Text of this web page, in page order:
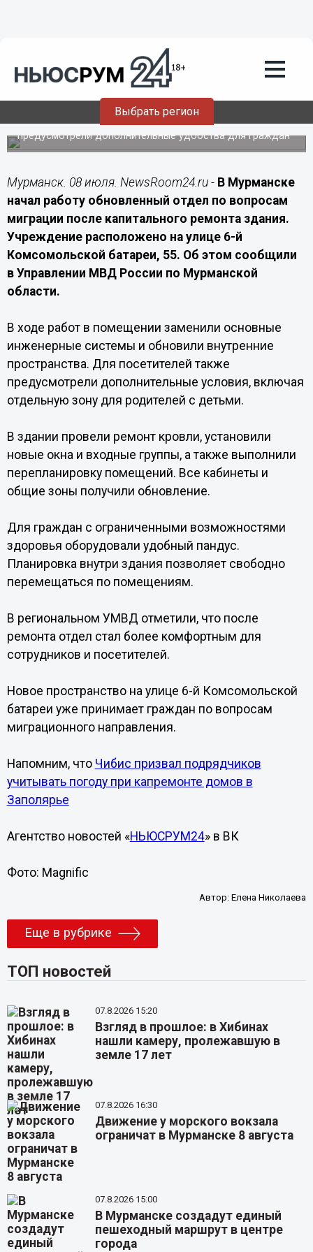
Выбрать регион
В Мурманске после капремонта
открылось здание отдела миграции
УМВД
В здании обновили инженерные системы и
предусмотрели дополнительные удобства для граждан
Мурманск. 08 июля. NewsRoom24.ru - В Мурманске
начал работу обновленный отдел по вопросам
миграции после капитального ремонта здания.
Учреждение расположено на улице 6-й
Комсомольской батареи, 55. Об этом сообщили
в Управлении МВД России по Мурманской
области.
В ходе работ в помещении заменили основные
инженерные системы и обновили внутренние
пространства. Для посетителей также
предусмотрели дополнительные условия, включая
отдельную зону для родителей с детьми.
В здании провели ремонт кровли, установили
новые окна и входные группы, а также выполнили
перепланировку помещений. Все кабинеты и
общие зоны получили обновление.
Для граждан с ограниченными возможностями
здоровья оборудовали удобный пандус.
Планировка внутри здания позволяет свободно
перемещаться по помещениям.
В региональном УМВД отметили, что после
ремонта отдел стал более комфортным для
сотрудников и посетителей.
Новое пространство на улице 6-й Комсомольской
батареи уже принимает граждан по вопросам
миграционного направления.
Напомним, что Чибис призвал подрядчиков
учитывать погоду при капремонте домов в
Заполярье
Агентство новостей «НЬЮСРУМ24» в ВК
Фото: Magnific
Автор:Елена Николаева
Еще в рубрике
ТОП новостей
07.8.2026 15:20
Взгляд в прошлое: в Хибинах
нашли камеру, пролежавшую в
земле 17 лет
07.8.2026 16:30
Движение у морского вокзала
ограничат в Мурманске 8 августа
07.8.2026 15:00
В Мурманске создадут единый
пешеходный маршрут в центре
города